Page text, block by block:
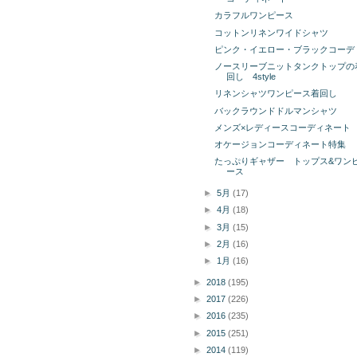
カラフルワンピース
コットンリネンワイドシャツ
ピンク・イエロー・ブラックコーデ
ノースリーブニットタンクトップの
回し 4style
リネンシャツワンピース着回し
バックラウンドドルマンシャツ
メンズ×レディースコーディネート
オケージョンコーディネート特集
たっぷりギャザー トップス&ワン
ース
►5月(17)
►4月(18)
►3月(15)
►2月(16)
► 1月(16)
► 2018 (195)
► 2017 (226)
► 2016 (235)
► 2015 (251)
► 2014 (119)